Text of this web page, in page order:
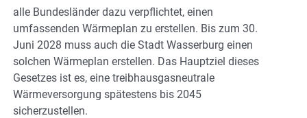
alle Bundesländer dazu verpflichtet, einen
umfassenden Wärmeplan zu erstellen. Bis zum 30.
Juni 2028 muss auch die Stadt Wasserburg einen
solchen Wärmeplan erstellen. Das Hauptziel dieses
Gesetzes ist es, eine treibhausgasneutrale
Wärmeversorgung spätestens bis 2045
sicherzustellen.